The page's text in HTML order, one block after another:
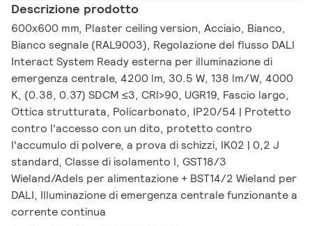
Descrizione prodotto
600x600 mm, Plaster ceiling version, Acciaio, Bianco,
Bianco segnale (RAL9003), Regolazione del flusso DALI
Interact System Ready esterna per illuminazione di
emergenza centrale, 4200 lm, 30.5 W, 138 lm/W, 4000
K, (0.38, 0.37) SDCM ≤3, CRI>90, UGR19, Fascio largo,
Ottica strutturata, Policarbonato, IP20/54 | Protetto
contro l'accesso con un dito, protetto contro
l'accumulo di polvere, a prova di schizzi, IK02 | 0,2 J
standard, Classe di isolamento I, GST18/3
Wieland/Adels per alimentazione + BST14/2 Wieland per
DALI, Illuminazione di emergenza centrale funzionante a
corrente continua